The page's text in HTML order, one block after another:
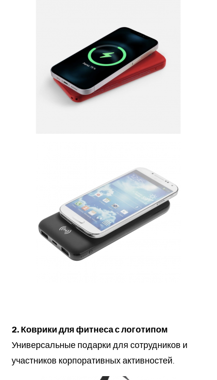
2. Коврики для фитнеса с логотипом
Универсальные подарки для сотрудников и
участников корпоративных активностей.